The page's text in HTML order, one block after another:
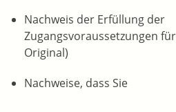
Nachweis der Erfüllung der
Zugangsvoraussetzungen
Original)
Nachweise, dass Sie